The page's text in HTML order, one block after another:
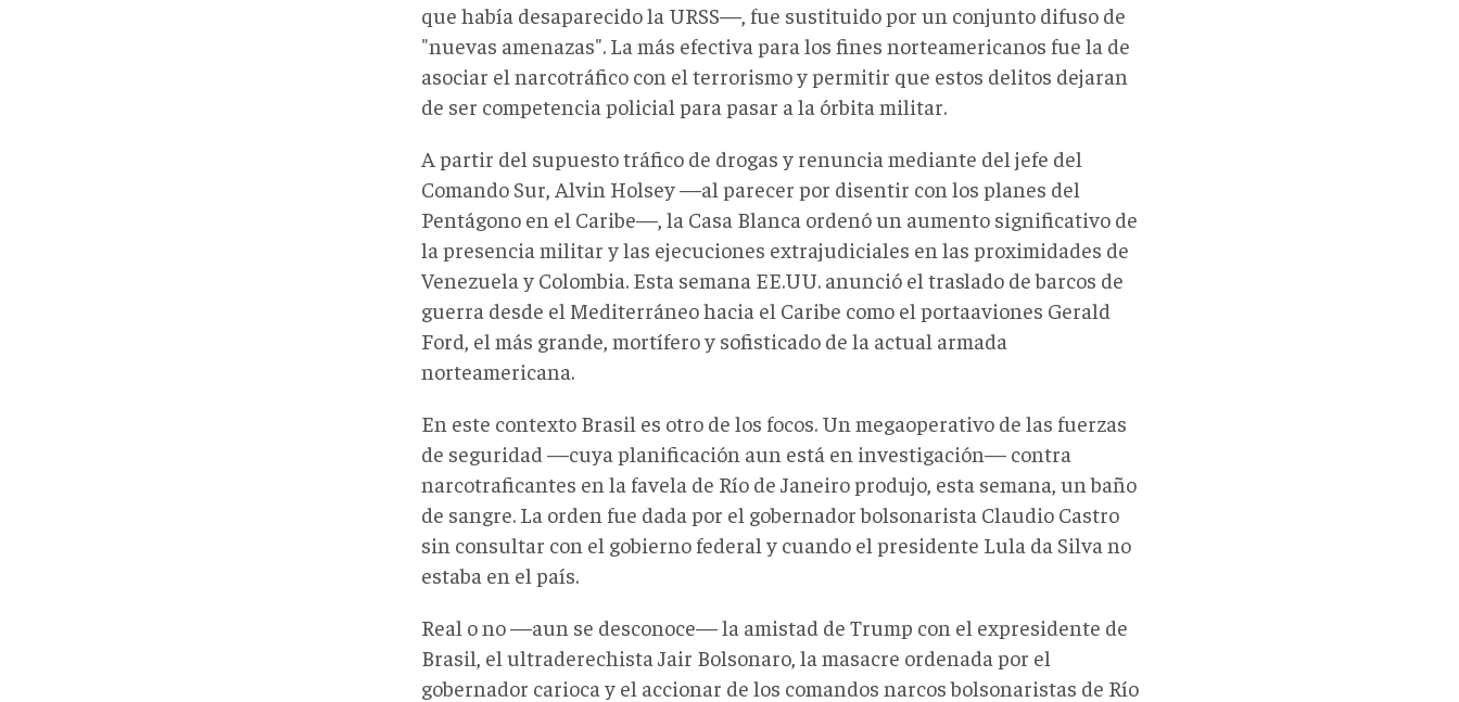
que había desaparecido la URSS—, fue sustituido por un conjunto difuso de
"nuevas amenazas". La más efectiva para los fines norteamericanos fue la de
asociar el narcotráfico con el terrorismo y permitir que estos delitos dejaran
de ser competencia policial para pasar a la órbita militar.
A partir del supuesto tráfico de drogas y renuncia mediante del jefe del
Comando Sur, Alvin Holsey —al parecer por disentir con los planes del
Pentágono en el Caribe—, la Casa Blanca ordenó un aumento significativo de
la presencia militar y las ejecuciones extrajudiciales en las proximidades de
Venezuela y Colombia. Esta semana EE.UU. anunció el traslado de barcos de
guerra desde el Mediterráneo hacia el Caribe como el portaaviones Gerald
Ford, el más grande, mortífero y sofisticado de la actual armada
norteamericana.
En este contexto Brasil es otro de los focos. Un megaoperativo de las fuerzas
de seguridad —cuya planificación aun está en investigación— contra
narcotraficantes en la favela de Río de Janeiro produjo, esta semana, un baño
de sangre. La orden fue dada por el gobernador bolsonarista Claudio Castro
sin consultar con el gobierno federal y cuando el presidente Lula da Silva no
estaba en el país.
Real o no —aun se desconoce— la amistad de Trump con el expresidente de
Brasil, el ultraderechista Jair Bolsonaro, la masacre ordenada por el
gobernador carioca y el accionar de los comandos narcos bolsonaristas de Río